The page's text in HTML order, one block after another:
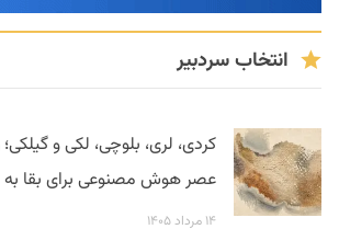
انتخاب سردبیر
کردی، لری، بلوچی، لکی و
عصر هوش مصنوعی برای بقا به
۱۴ مرداد ۱۴۰۵